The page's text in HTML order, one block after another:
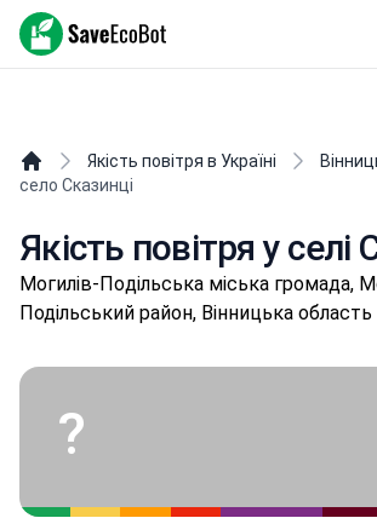
SaveEcoBot
Якість повітря в Україні
село Сказинці
Якість повітря у селі
Мoгилів-Пoдільська міська громада,
Подільський район, Вінницька область
?